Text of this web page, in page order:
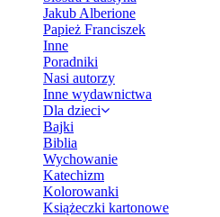
Jakub Alberione
Papież Franciszek
Inne
Poradniki
Nasi autorzy
Inne wydawnictwa
Dla dzieci
Bajki
Biblia
Wychowanie
Katechizm
Kolorowanki
Książeczki kartonowe